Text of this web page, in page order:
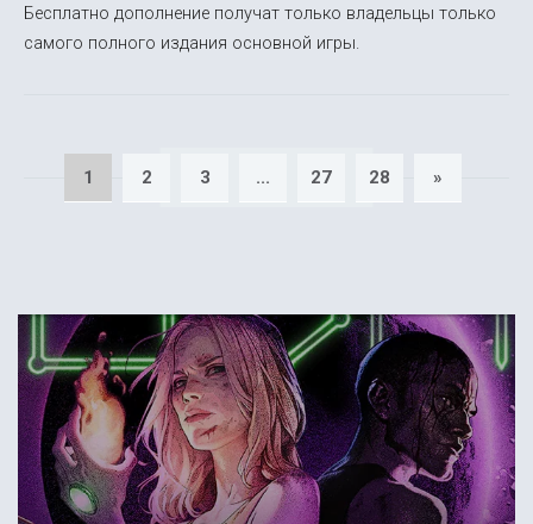
Бесплатно дополнение получат только владельцы только
самого полного издания основной игры.
1 2 3 ... 27 28 »